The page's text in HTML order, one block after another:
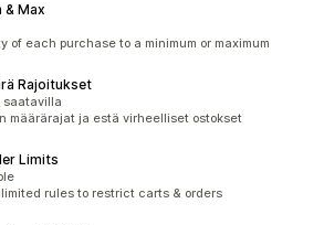
& Max
of each purchase to a minimum or maximum
Rajoitukset
saatavilla
määrärajat ja estä virheelliset ostokset
Limits
rules to restrict carts & orders